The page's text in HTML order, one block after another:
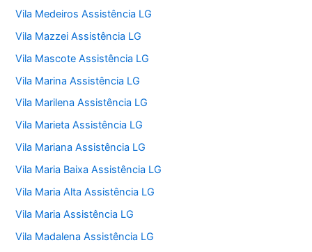
Vila Medeiros Assistência LG
Vila Mazzei Assistência LG
Vila Mascote Assistência LG
Vila Marina Assistência LG
Vila Marilena Assistência LG
Vila Marieta Assistência LG
Vila Mariana Assistência LG
Vila Maria Baixa Assistência LG
Vila Maria Alta Assistência LG
Vila Maria Assistência LG
Vila Madalena Assistência LG